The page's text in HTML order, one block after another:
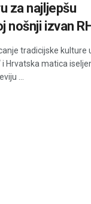
za najljepšu
nošnji izvan
tradicijske kulture
i Hrvatska matica
...